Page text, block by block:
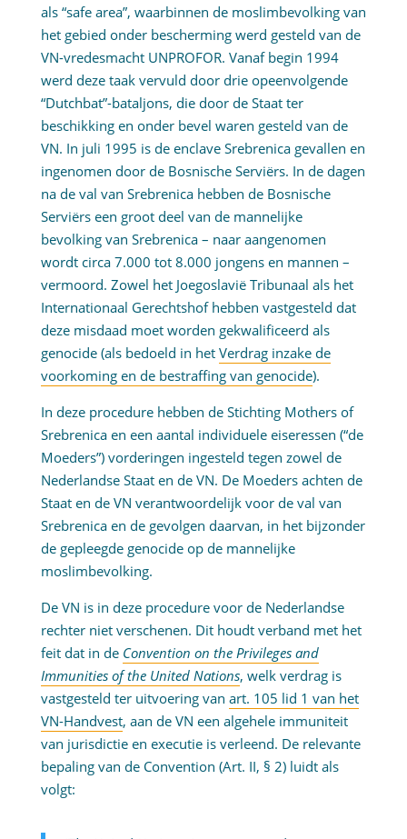
als “safe area”, waarbinnen de moslimbevolking van
het gebied onder bescherming werd gesteld van de
VN-vredesmacht UNPROFOR. Vanaf begin 1994
werd deze taak vervuld door drie opeenvolgende
“Dutchbat”-bataljons, die door de Staat ter
beschikking en onder bevel waren gesteld van de
VN. In juli 1995 is de enclave Srebrenica gevallen en
ingenomen door de Bosnische Serviërs. In de dagen
na de val van Srebrenica hebben de Bosnische
Serviërs een groot deel van de mannelijke
bevolking van Srebrenica – naar aangenomen
wordt circa 7.000 tot 8.000 jongens en mannen –
vermoord. Zowel het Joegoslavië Tribunaal als het
Internationaal Gerechtshof hebben vastgesteld dat
deze misdaad moet worden gekwalificeerd als
genocide (als bedoeld in het Verdrag inzake de
voorkoming en de bestraffing van genocide).
In deze procedure hebben de Stichting Mothers of
Srebrenica en een aantal individuele eiseressen (“de
Moeders”) vorderingen ingesteld tegen zowel de
Nederlandse Staat en de VN. De Moeders achten de
Staat en de VN verantwoordelijk voor de val van
Srebrenica en de gevolgen daarvan, in het bijzonder
de gepleegde genocide op de mannelijke
moslimbevolking.
De VN is in deze procedure voor de Nederlandse
rechter niet verschenen. Dit houdt verband met het
feit dat in de Convention on the Privileges and
Immunities of the United Nations, welk verdrag is
vastgesteld ter uitvoering van art. 105 lid 1 van het
VN-Handvest, aan de VN een algehele immuniteit
van jurisdictie en executie is verleend. De relevante
bepaling van de Convention (Art. II, § 2) luidt als
volgt: